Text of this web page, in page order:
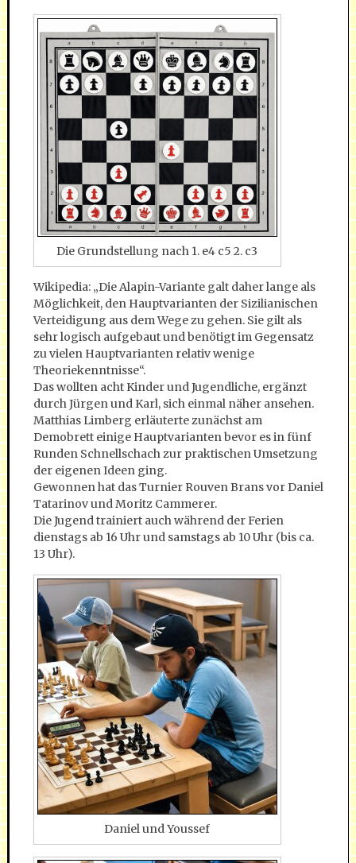
Die Grundstellung nach 1. e4 c5 2. c3
Wikipedia: „Die Alapin-Variante galt daher lange als
Möglichkeit, den Hauptvarianten der Sizilianischen
Verteidigung aus dem Wege zu gehen. Sie gilt als
sehr logisch aufgebaut und benötigt im Gegensatz
zu vielen Hauptvarianten relativ wenige
Theoriekenntnisse“.
Das wollten acht Kinder und Jugendliche, ergänzt
durch Jürgen und Karl, sich einmal näher ansehen.
Matthias Limberg erläuterte zunächst am
Demobrett einige Hauptvarianten bevor es in fünf
Runden Schnellschach zur praktischen Umsetzung
der eigenen Ideen ging.
Gewonnen hat das Turnier Rouven Brans vor Daniel
Tatarinov und Moritz Cammerer.
Die Jugend trainiert auch während der Ferien
dienstags ab 16 Uhr und samstags ab 10 Uhr (bis ca.
13 Uhr).
Daniel und Youssef